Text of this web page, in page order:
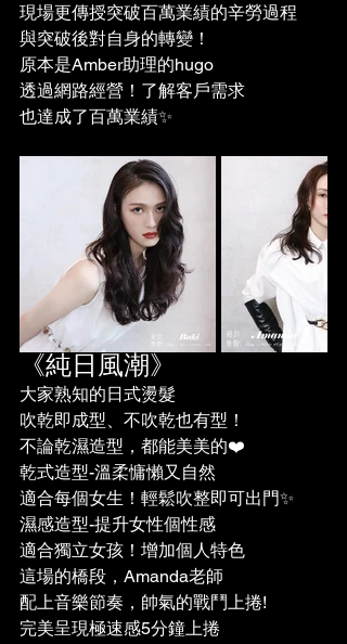
現場更傳授突破百萬業績的辛勞過程
與突破後對自身的轉變！
原本是Amber助理的hugo
透過網路經營！了解客戶需求
也達成了百萬業績✨
《純日風潮》
大家熟知的日式燙髮
吹乾即成型、不吹乾也有型！
不論乾濕造型，都能美美的❤️
乾式造型-溫柔慵懶又自然
適合每個女生！輕鬆吹整即可出門✨
濕感造型-提升女性個性感
適合獨立女孩！增加個人特色
這場的橋段，Amanda老師
配上音樂節奏，帥氣的戰鬥上捲!
完美呈現極速感5分鐘上捲